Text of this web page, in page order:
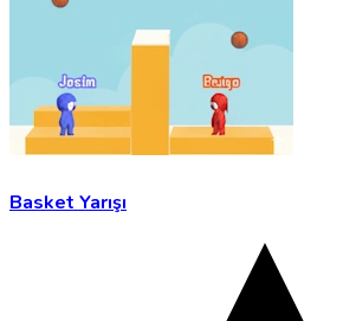
Basket Yarışı